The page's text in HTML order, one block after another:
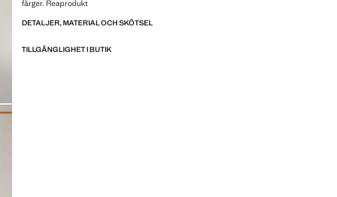
färger. Reaprodukt
DETALJER, MATERIAL OCH SKÖTSEL
TILLGÄNGLIGHET I BUTIK